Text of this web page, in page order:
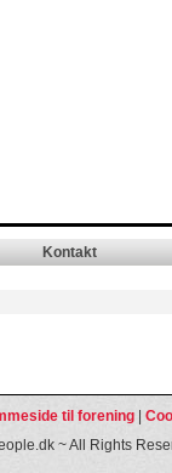
Kontakt
til forening
~ All Rights